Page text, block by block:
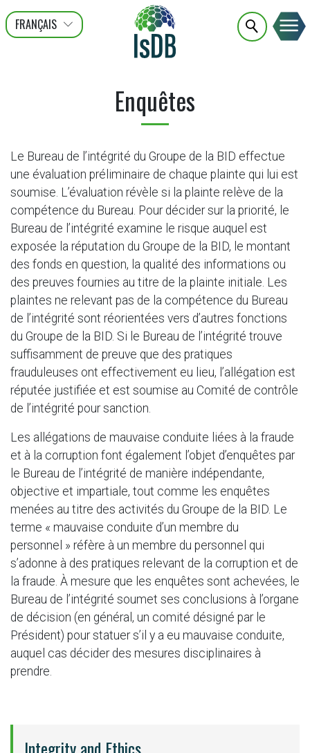
FRANÇAIS
ENGLISH
عربى
Enquêtes
Le Bureau de l’intégrité du Groupe de la BID effectue
une évaluation préliminaire de chaque plainte qui lui est
soumise. L’évaluation révèle si la plainte relève de la
compétence du Bureau. Pour décider sur la priorité, le
Bureau de l’intégrité examine le risque auquel est
exposée la réputation du Groupe de la BID, le montant
des fonds en question, la qualité des informations ou
des preuves fournies au titre de la plainte initiale. Les
plaintes ne relevant pas de la compétence du Bureau
de l’intégrité sont réorientées vers d’autres fonctions
du Groupe de la BID. Si le Bureau de l’intégrité trouve
suffisamment de preuve que des pratiques
frauduleuses ont effectivement eu lieu, l’allégation est
réputée justifiée et est soumise au Comité de contrôle
de l’intégrité pour sanction.
Les allégations de mauvaise conduite liées à la fraude
et à la corruption font également l’objet d’enquêtes par
le Bureau de l’intégrité de manière indépendante,
objective et impartiale, tout comme les enquêtes
menées au titre des activités du Groupe de la BID. Le
terme « mauvaise conduite d’un membre du
personnel » réfère à un membre du personnel qui
s’adonne à des pratiques relevant de la corruption et de
la fraude. À mesure que les enquêtes sont achevées, le
Bureau de l’intégrité soumet ses conclusions à l’organe
de décision (en général, un comité désigné par le
Président) pour statuer s’il y a eu mauvaise conduite,
auquel cas décider des mesures disciplinaires à
prendre.